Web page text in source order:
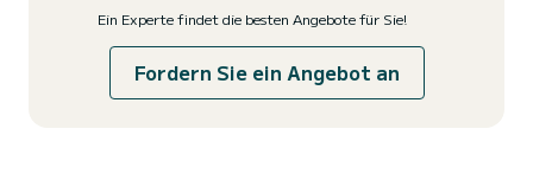
Ein Experte findet die besten Angebote für Sie!
Fordern Sie ein Angebot an